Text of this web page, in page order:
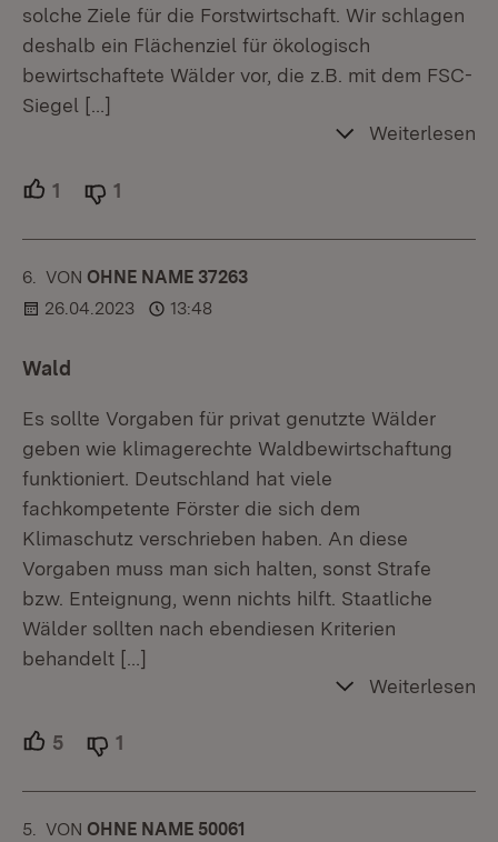
solche Ziele für die Forstwirtschaft. Wir schlagen
deshalb ein Flächenziel für ökologisch
bewirtschaftete Wälder vor, die z.B. mit dem FSC-
Siegel […]
Weiterlesen
1 Unterstützer.
1
6. KOMMENTAR
VON :OHNE NAME 37263
26.04.2023
13:48
Wald
Es sollte Vorgaben für privat genutzte Wälder
geben wie klimagerechte Waldbewirtschaftung
funktioniert. Deutschland hat viele
fachkompetente Förster die sich dem
Klimaschutz verschrieben haben. An diese
Vorgaben muss man sich halten, sonst Strafe
bzw. Enteignung, wenn nichts hilft. Staatliche
Wälder sollten nach ebendiesen Kriterien
behandelt […]
Weiterlesen
5 Unterstützer.
1
5. KOMMENTAR
VON :OHNE NAME 50061